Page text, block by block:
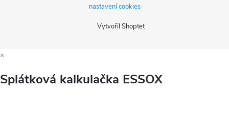
Vytvořil Shoptet
nastavení cookies
×
Splátková kalkulačka ESSOX